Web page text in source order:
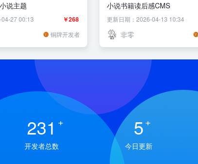
说主题
￥268
27 00:13
铜牌开发者
小说书籍读后感CMS
更新日期：2026-04-13 10:34
非零
231 +
开发者总数
5+
今日更新